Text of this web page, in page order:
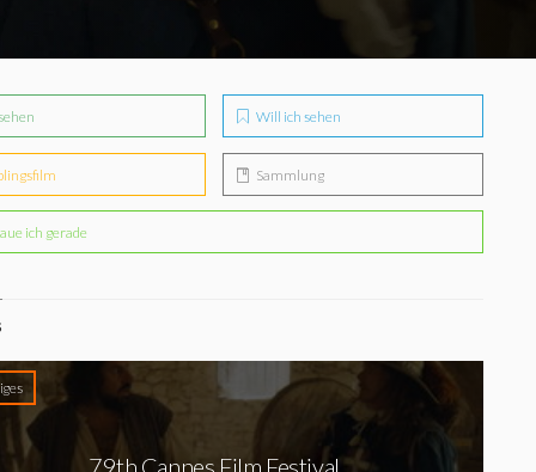
Will ich sehen
Sammlung
ich gerade
79th Cannes Film Festival